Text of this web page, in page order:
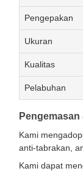
Pengepakan
Ukuran
Kualitas
Pelabuhan
Kami
anti-tabrakan,
Kami dapat